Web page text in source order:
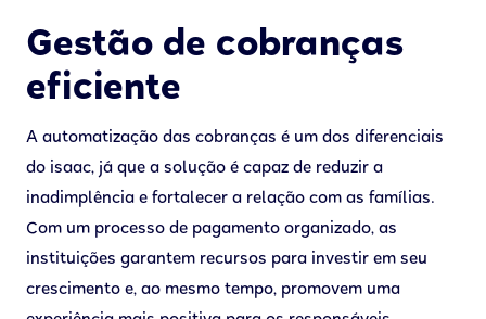
Gestão de cobranças
eficiente
A automatização das cobranças é um dos diferenciais
do isaac, já que a solução é capaz de reduzir a
inadimplência e fortalecer a relação com as famílias.
Com um processo de pagamento organizado, as
instituições garantem recursos para investir em seu
crescimento e, ao mesmo tempo, promovem uma